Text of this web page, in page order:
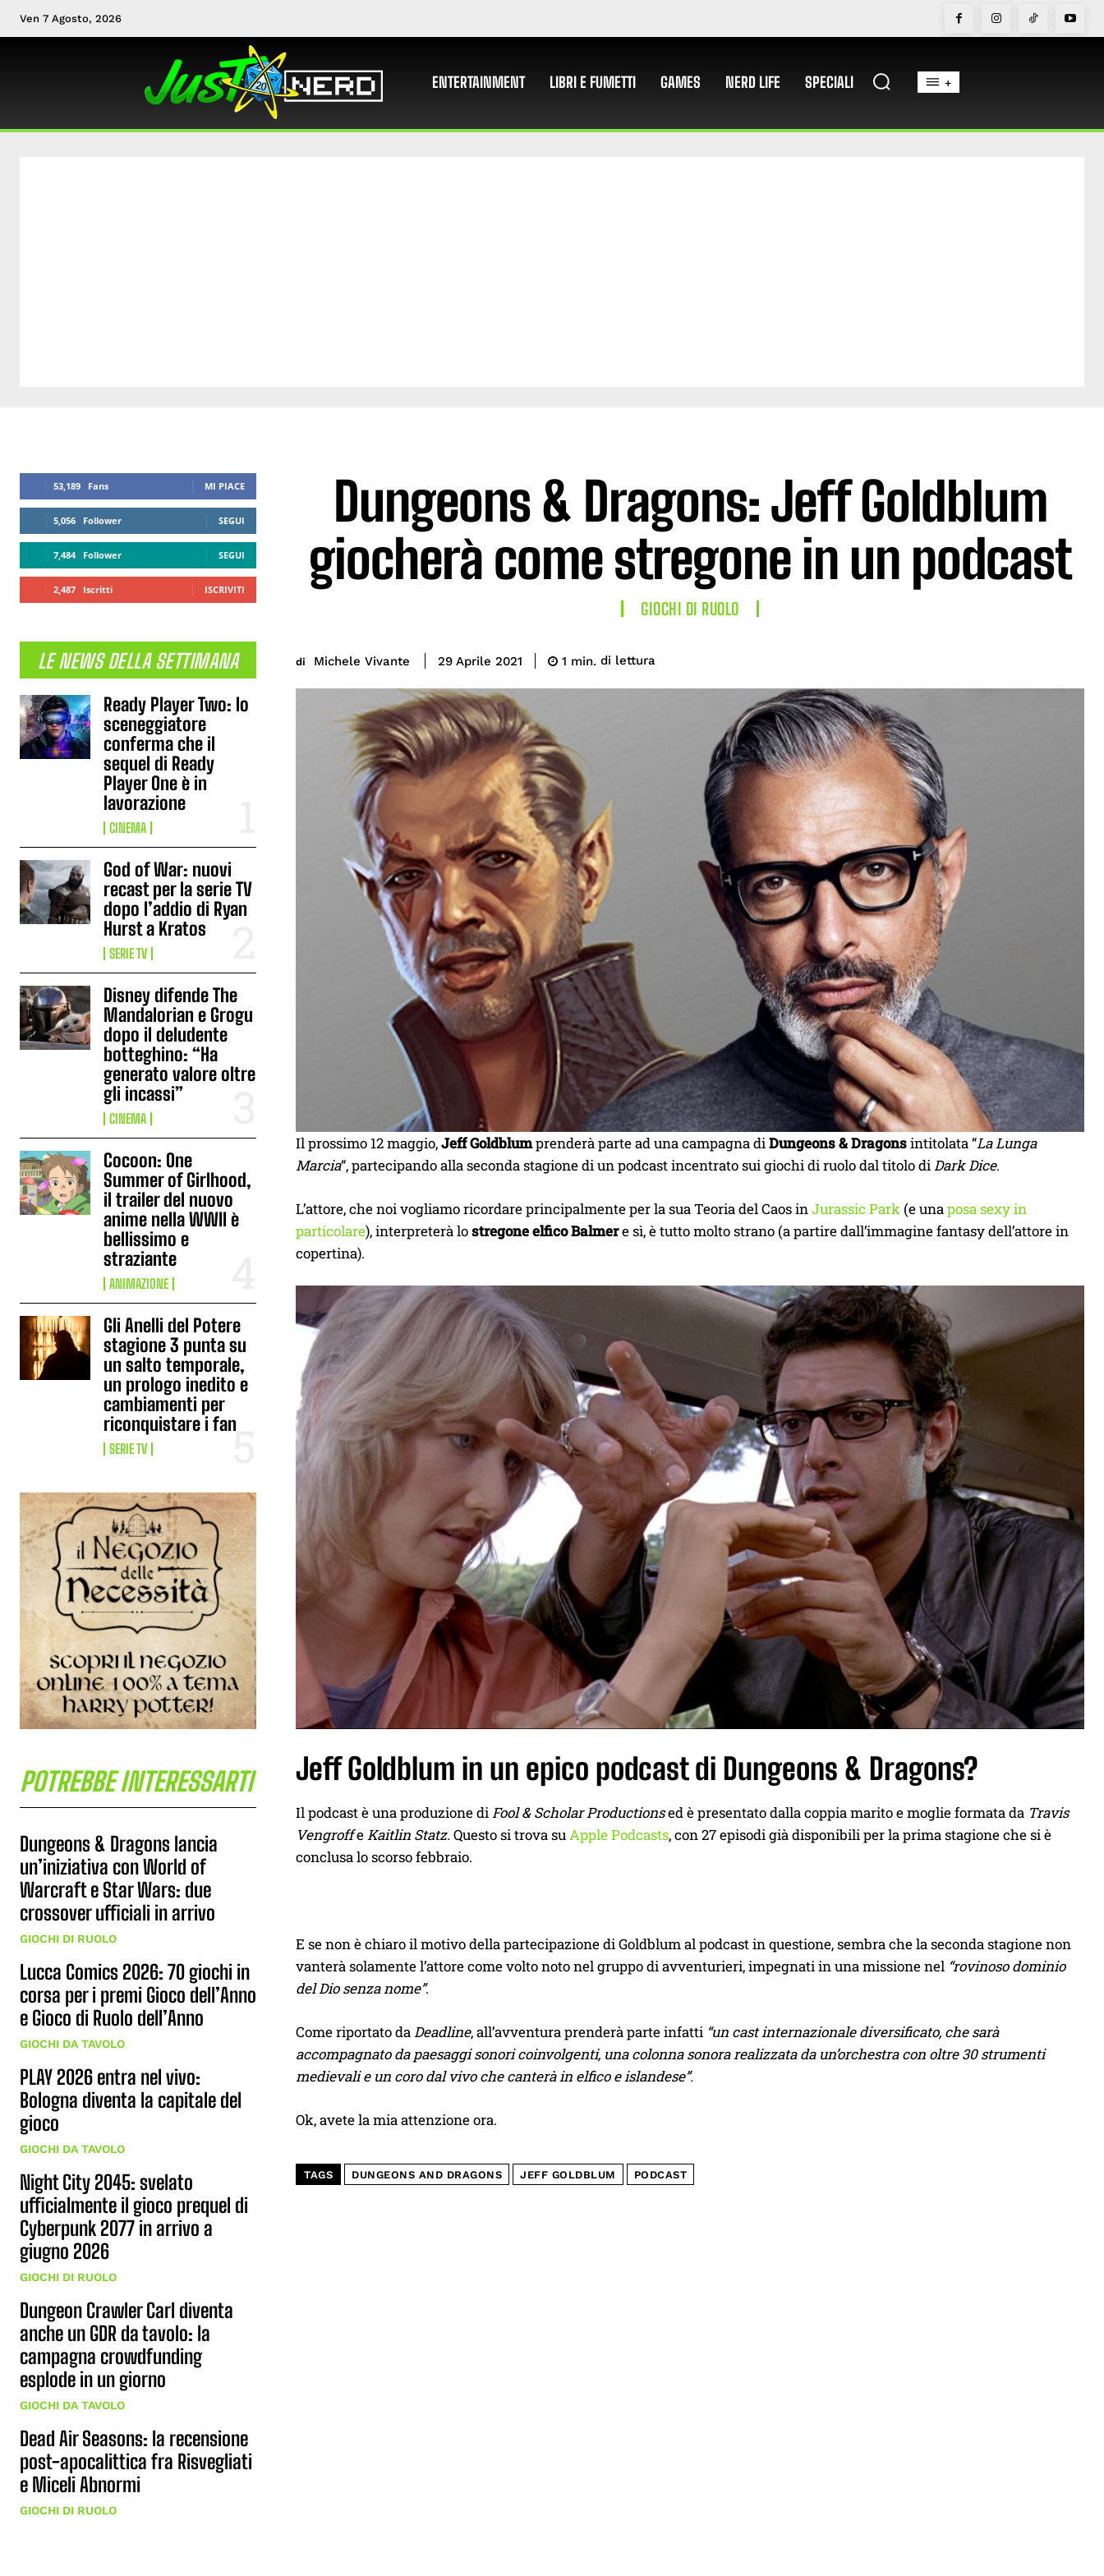
Ven 7 Agosto, 2026
ENTERTAINMENT LIBRI E FUMETTI GAMES NERD LIFE SPECIALI +
53,189 Fans MI PIACE
5,056 Follower SEGUI
7,484 Follower SEGUI
2,487 Iscritti ISCRIVITI
LE NEWS DELLA SETTIMANA
Ready Player Two: lo
sceneggiatore
conferma che il
sequel di Ready
Player One è in
lavorazione
CINEMA
God of War: nuovi
recast per la serie TV
dopo l’addio di Ryan
Hurst a Kratos
SERIE TV
Disney difende The
Mandalorian e Grogu
dopo il deludente
botteghino: “Ha
generato valore oltre
gli incassi”
CINEMA
Cocoon: One
Summer of Girlhood,
il trailer del nuovo
anime nella WWII è
bellissimo e
straziante
ANIMAZIONE
Gli Anelli del Potere
stagione 3 punta su
un salto temporale,
un prologo inedito e
cambiamenti per
riconquistare i fan
SERIE TV
POTREBBE INTERESSARTI
Dungeons & Dragons lancia
un’iniziativa con World of
Warcraft e Star Wars: due
crossover ufficiali in arrivo
GIOCHI DI RUOLO
Lucca Comics 2026: 70 giochi in
corsa per i premi Gioco dell’Anno
e Gioco di Ruolo dell’Anno
GIOCHI DA TAVOLO
PLAY 2026 entra nel vivo:
Bologna diventa la capitale del
gioco
GIOCHI DA TAVOLO
Night City 2045: svelato
ufficialmente il gioco prequel di
Cyberpunk 2077 in arrivo a
giugno 2026
GIOCHI DI RUOLO
Dungeon Crawler Carl diventa
anche un GDR da tavolo: la
campagna crowdfunding
esplode in un giorno
GIOCHI DA TAVOLO
Dead Air Seasons: la recensione
post-apocalittica fra Risvegliati
e Miceli Abnormi
GIOCHI DI RUOLO
Dungeons & Dragons: Jeff Goldblum
giocherà come stregone in un podcast
GIOCHI DI RUOLO
di Michele Vivante 29 Aprile 2021 1 min. di lettura
Il prossimo 12 maggio,Jeff Goldblumprenderà parte ad una campagna diDungeons & Dragonsintitolata “La Lunga
Marcia“, partecipando alla seconda stagione di un podcast incentrato sui giochi di ruolo dal titolo diDark Dice.
L’attore, che noi vogliamo ricordare principalmente per la sua Teoria del Caos inJurassic Park (e unaposa sexy in
particolare), interpreterà lostregone elfico Balmere sì, è tutto molto strano (a partire dall’immagine fantasy dell’attore in
copertina).
Jeff Goldblum in un epico podcast di Dungeons & Dragons?
Il podcast è una produzione diFool & Scholar Productionsed è presentato dalla coppia marito e moglie formata da Travis
VengroffeKaitlin Statz.Questo si trova suApple Podcasts, con 27 episodi già disponibili per la prima stagione che si è
conclusa lo scorso febbraio.
E se non è chiaro il motivo della partecipazione di Goldblum al podcast in questione, sembra che la seconda stagione non
vanterà solamente l’attore come volto noto nel gruppo di avventurieri, impegnati in una missione nel “rovinoso dominio
del Dio senza nome”.
Come riportato daDeadline, all’avventura prenderà parte infatti “un cast internazionale diversificato, che sarà
accompagnato da paesaggi sonori coinvolgenti, una colonna sonora realizzata da un’orchestra con oltre 30 strumenti
medievali e un coro dal vivo che canterà in elfico e islandese”.
Ok, avete la mia attenzione ora.
TAGS DUNGEONS AND DRAGONS JEFF GOLDBLUM PODCAST